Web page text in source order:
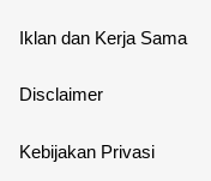
Iklan dan Kerja Sama
Disclaimer
Kebijakan Privasi